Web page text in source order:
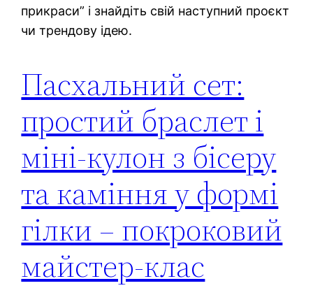
прикраси” і знайдіть свій наступний проєкт
чи трендову ідею.
Пасхальний сет:
простий браслет і
міні-кулон з бісеру
та каміння у формі
гілки – покроковий
майстер-клас